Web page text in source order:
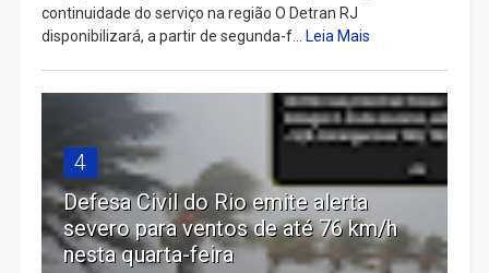
continuidade do serviço na região O Detran RJ
disponibilizará, a partir de segunda-f...
Leia Mais
4
Defesa Civil do Rio emite alerta
severo para ventos de até 76 km/h
nesta quarta-feira